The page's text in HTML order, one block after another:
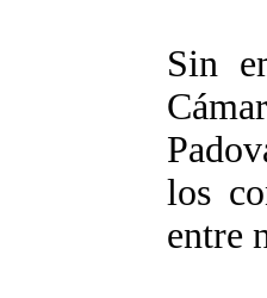
Sin
los
entre